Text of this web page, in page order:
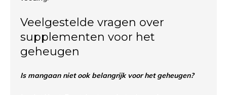
Veelgestelde vragen over
supplementen voor het
geheugen
Is mangaan niet ook belangrijk voor het geheugen?